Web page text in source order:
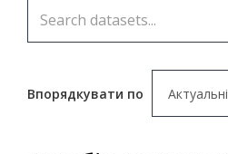
Впорядкувати по